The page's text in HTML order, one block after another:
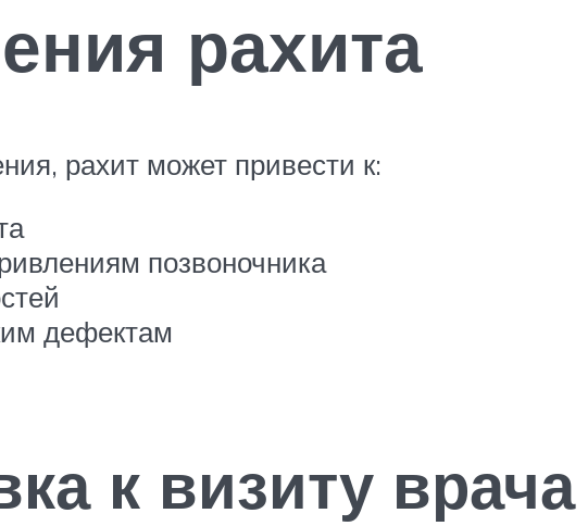
рахита
рахит может привести к:
позвоночника
дефектам
к визиту врача